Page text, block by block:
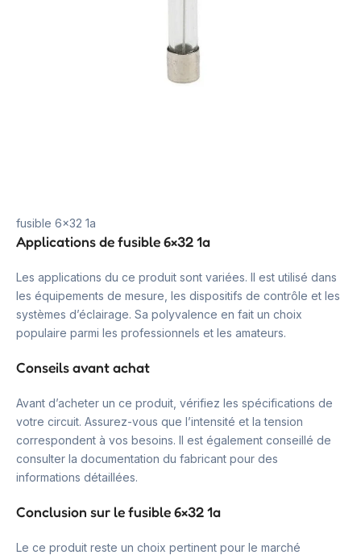
fusible 6×32 1a
Applications de fusible 6×32 1a
Les applications du ce produit sont variées. Il est utilisé dans
les équipements de mesure, les dispositifs de contrôle et les
systèmes d’éclairage. Sa polyvalence en fait un choix
populaire parmi les professionnels et les amateurs.
Conseils avant achat
Avant d’acheter un ce produit, vérifiez les spécifications de
votre circuit. Assurez-vous que l’intensité et la tension
correspondent à vos besoins. Il est également conseillé de
consulter la documentation du fabricant pour des
informations détaillées.
Conclusion sur le fusible 6×32 1a
Le ce produit reste un choix pertinent pour le marché